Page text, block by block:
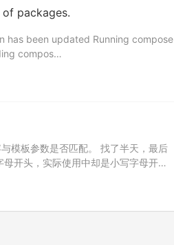
packages.
has been updated Running compose
compos…
模板参数是否匹配。 找了半天，最后
开头，实际使用中却是小写字母开